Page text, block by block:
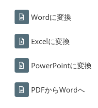
Wordに変換
Excelに変換
PowerPointに変換
PDFからWordへ